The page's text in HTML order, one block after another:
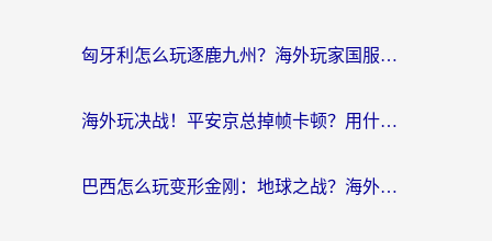
匈牙利怎么玩逐鹿九州？海外玩家国服游戏加速器终极指南（附永劫无间荣耀新三国解决方案）
海外玩决战！平安京总掉帧卡顿？用什么加速器比较好？实测指南来了
巴西怎么玩变形金刚：地球之战？海外玩家国服游戏加速终极指南（附新诛仙延迟密室逃脱18解决办法）